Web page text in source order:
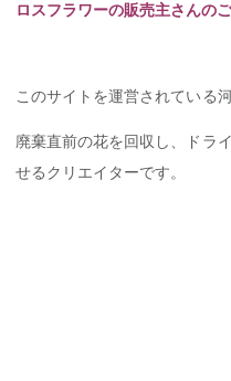
ロスフラワーの販売主さんの
このサイトを運営されている
廃棄直前の花を回収し、ドラ
せるクリエイターです。